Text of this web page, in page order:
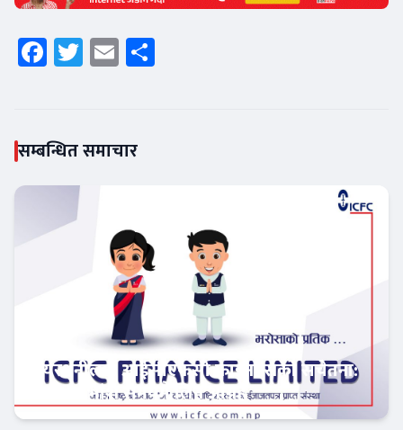
Facebook
Twitter
Email
सम्बन्धित समाचार
सेयरधनीलाई आईसीएफसी फाइनान्सको सचेतना:
बाँकी लाभांश समयमै लिन आग्रह